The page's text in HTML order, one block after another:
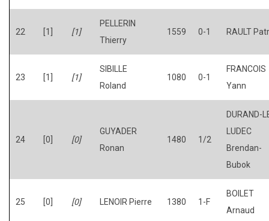
22 [1] [1]
PELLERIN
Thierry
1559 0-1 RAULT
23 [1] [1]
SIBILLE
Roland
1080 0-1
FRANCOIS
Yann
24 [0] [0]
GUYADER
Ronan
1480 1/2
DURAND-
LUDEC
Brendan-
Bubok
25 [0] [0] LENOIR Pierre 1380 1-F
BOILET
Arnaud